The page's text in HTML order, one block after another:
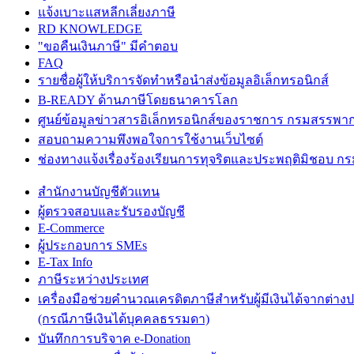
แจ้งเบาะแสหลีกเลี่ยงภาษี
RD KNOWLEDGE
"ขอคืนเงินภาษี" มีคำตอบ
FAQ
รายชื่อผู้ให้บริการจัดทำหรือนำส่งข้อมูลอิเล็กทรอนิกส์
B-READY ด้านภาษีโดยธนาคารโลก
ศูนย์ข้อมูลข่าวสารอิเล็กทรอนิกส์ของราชการ กรมสรรพา
สอบถามความพึงพอใจการใช้งานเว็บไซต์
ช่องทางแจ้งเรื่องร้องเรียนการทุจริตและประพฤติมิชอบ ก
สำนักงานบัญชีตัวแทน
ผู้ตรวจสอบและรับรองบัญชี
E-Commerce
ผู้ประกอบการ SMEs
E-Tax Info
ภาษีระหว่างประเทศ
เครื่องมือช่วยคำนวณเครดิตภาษีสำหรับผู้มีเงินได้จากต่าง
(กรณีภาษีเงินได้บุคคลธรรมดา)
บันทึกการบริจาค e-Donation